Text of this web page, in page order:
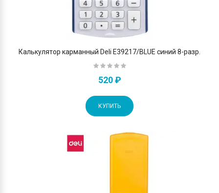
Калькулятор карманный Deli E39217/BLUE синий 8-разр.
520 ₽
КУПИТЬ